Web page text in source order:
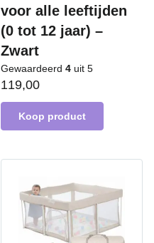
voor alle leeftijden
(0 tot 12 jaar) –
Zwart
Gewaardeerd 4 uit 5
119,00
Koop product